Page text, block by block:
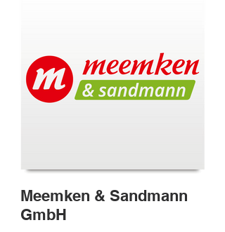
Meemken & Sandmann
GmbH